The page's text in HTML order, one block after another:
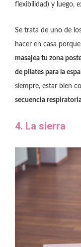
flexibilidad) y luego,
Se trata de uno de
hacer en casa
masajea tu zona
de pilates para la
siempre, estar bien
secuencia
4. La sierra